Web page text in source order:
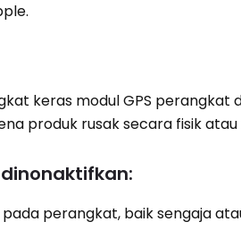
keras modul GPS
produk rusak secara fisik
perangkat, baik sengaja